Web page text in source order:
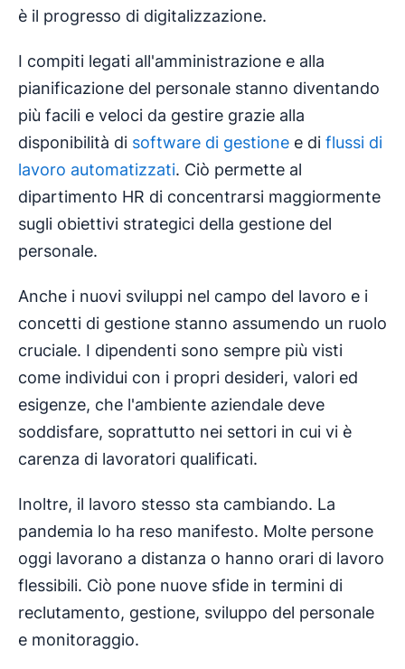
è il progresso di digitalizzazione.
I compiti legati all'amministrazione e alla
pianificazione del personale stanno diventando
più facili e veloci da gestire grazie alla
disponibilità di software di gestione e di flussi di
lavoro automatizzati. Ciò permette al
dipartimento HR di concentrarsi maggiormente
sugli obiettivi strategici della gestione del
personale.
Anche i nuovi sviluppi nel campo del lavoro e i
concetti di gestione stanno assumendo un ruolo
cruciale. I dipendenti sono sempre più visti
come individui con i propri desideri, valori ed
esigenze, che l'ambiente aziendale deve
soddisfare, soprattutto nei settori in cui vi è
carenza di lavoratori qualificati.
Inoltre, il lavoro stesso sta cambiando. La
pandemia lo ha reso manifesto. Molte persone
oggi lavorano a distanza o hanno orari di lavoro
flessibili. Ciò pone nuove sfide in termini di
reclutamento, gestione, sviluppo del personale
e monitoraggio.